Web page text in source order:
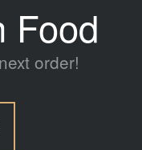
Food
order!